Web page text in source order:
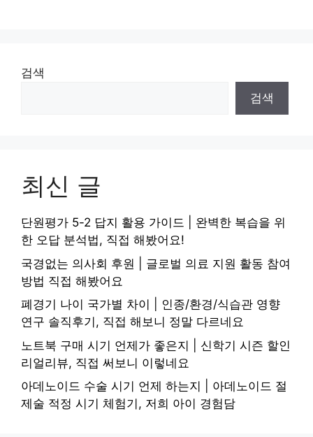
검색
검색
최신 글
단원평가 5-2 답지 활용 가이드 | 완벽한 복습을 위
한 오답 분석법, 직접 해봤어요!
국경없는 의사회 후원 | 글로벌 의료 지원 활동 참여
방법 직접 해봤어요
폐경기 나이 국가별 차이 | 인종/환경/식습관 영향
연구 솔직후기, 직접 해보니 정말 다르네요
노트북 구매 시기 언제가 좋은지 | 신학기 시즌 할인
리얼리뷰, 직접 써보니 이렇네요
아데노이드 수술 시기 언제 하는지 | 아데노이드 절
제술 적정 시기 체험기, 저희 아이 경험담